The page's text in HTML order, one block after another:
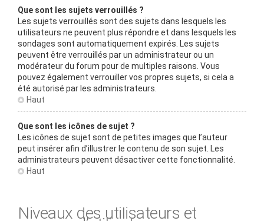
Que sont les sujets verrouillés ?
Les sujets verrouillés sont des sujets dans lesquels les
utilisateurs ne peuvent plus répondre et dans lesquels les
sondages sont automatiquement expirés. Les sujets
peuvent être verrouillés par un administrateur ou un
modérateur du forum pour de multiples raisons. Vous
pouvez également verrouiller vos propres sujets, si cela a
été autorisé par les administrateurs.
Haut
Que sont les icônes de sujet ?
Les icônes de sujet sont de petites images que l’auteur
peut insérer afin d’illustrer le contenu de son sujet. Les
administrateurs peuvent désactiver cette fonctionnalité.
Haut
Niveaux des utilisateurs et